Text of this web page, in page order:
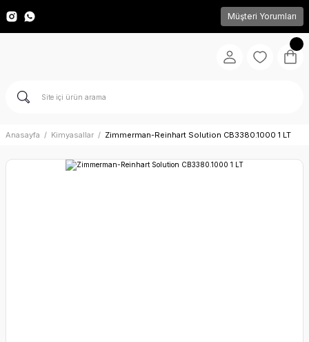
Müşteri Yorumları
Anasayfa Kimyasallar Zimmerman-Reinhart Solution CB3380.1000 1 LT